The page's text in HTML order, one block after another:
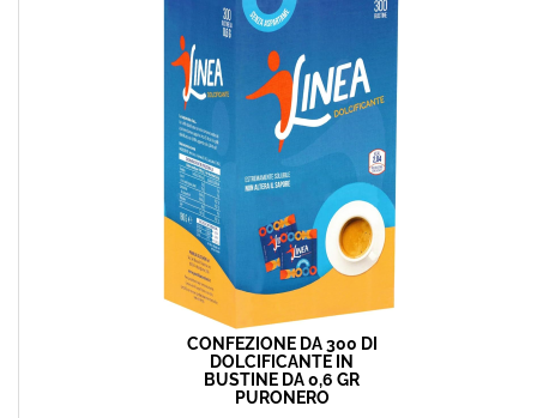
CONFEZIONE DA 300 DI
DOLCIFICANTE IN
BUSTINE DA 0,6 GR
PURONERO